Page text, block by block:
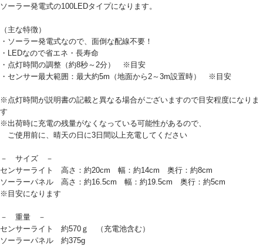
ソーラー発電式の100LEDタイプになります。
（主な特徴）
・ソーラー発電式なので、面倒な配線不要！
・LEDなので省エネ・長寿命
・点灯時間の調整（約8秒～2分） ※目安
・センサー最大範囲：最大約5m（地面から2～3m設置時） ※目安
※点灯時間が説明書の記載と異なる場合がございますので目安程度になりま
す
※出荷時に充電の残量がなくなっている可能性があるので、
ご使用前に、晴天の日に3日間以上充電してください
－ サイズ －
センサーライト 高さ：約20cm 幅：約14cm 奥行：約8cm
ソーラーパネル 高さ：約16.5cm 幅：約19.5cm 奥行：約5cm
※目安になります
－ 重量 －
センサーライト 約570ｇ （充電池含む）
ソーラーパネル 約375g